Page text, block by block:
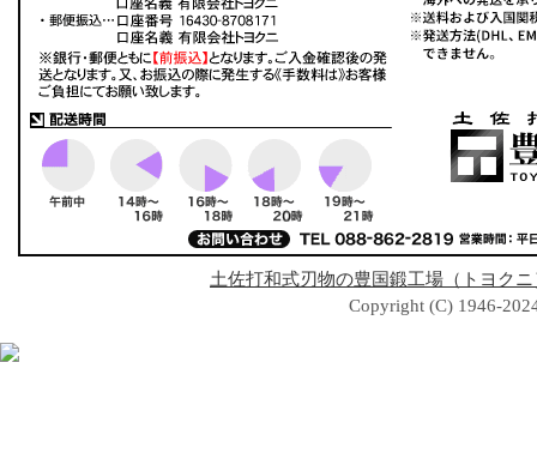
土佐打和式刃物の豊国鍛工場（トヨクニ
Copyright (C) 1946-